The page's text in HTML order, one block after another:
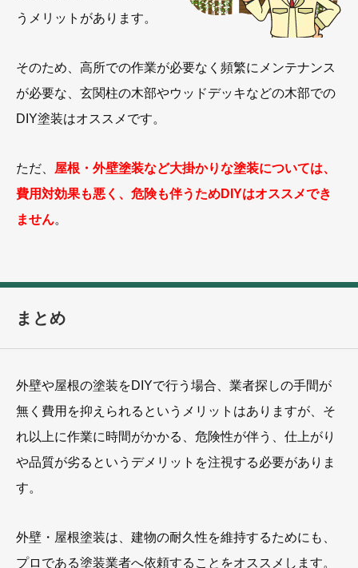
うメリットがあります。
そのため、高所での作業が必要なく頻繁にメンテナンス
が必要な、玄関柱の木部やウッドデッキなどの木部での
DIY塗装はオススメです。
ただ、 屋根・外壁塗装など大掛かりな塗装については、
費用対効果も悪く、危険も伴うためDIYはオススメでき
ません。
まとめ
外壁や屋根の塗装をDIYで行う場合、業者探しの手間が
無く費用を抑えられるというメリットはありますが、そ
れ以上に作業に時間がかかる、危険性が伴う、仕上がり
や品質が劣るというデメリットを注視する必要がありま
す。
外壁・屋根塗装は、建物の耐久性を維持するためにも、
プロである塗装業者へ依頼することをオススメします。